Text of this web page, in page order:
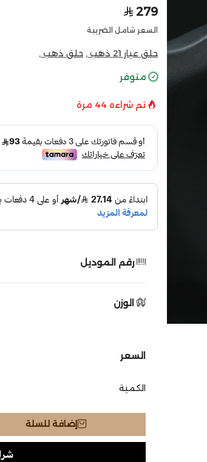
279
السعر شامل الضريبة
حلق عيار 21 ذهب , حلق ذهب ,
متوفر
تم شراءه 44 مرة
رقم الموديل
الوزن
السعر
الكمية
إضافة للسلة